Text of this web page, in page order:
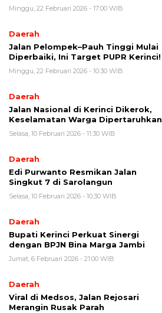
Minggu, 22 Februari 2026 - 17:00 WIB
Daerah
Jalan Pelompek–Pauh Tinggi Mulai
Diperbaiki, Ini Target PUPR Kerinci!
Minggu, 22 Februari 2026 - 10:30 WIB
Daerah
Jalan Nasional di Kerinci Dikerok,
Keselamatan Warga Dipertaruhkan
Selasa, 10 Februari 2026 - 11:30 WIB
Daerah
Edi Purwanto Resmikan Jalan
Singkut 7 di Sarolangun
Selasa, 10 Februari 2026 - 10:30 WIB
Daerah
Bupati Kerinci Perkuat Sinergi
dengan BPJN Bina Marga Jambi
Jumat, 6 Februari 2026 - 21:00 WIB
Daerah
Viral di Medsos, Jalan Rejosari
Merangin Rusak Parah